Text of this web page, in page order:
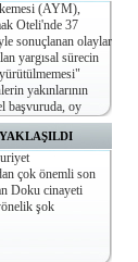
(AYM),
Oteli'nde 37
sonuçlanan olaylar
yargısal sürecin
yakınlarının
başvuruda, oy
ihlal edildiğine"
çok önemli son
Doku cinayeti
şok